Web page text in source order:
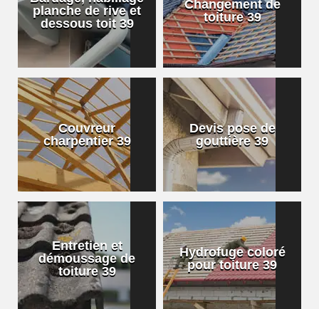
planche de rive et
dessous toit 39
Changement de
toiture 39
Couvreur
charpentier 39
Devis pose de
gouttière 39
Entretien et
démoussage de
toiture 39
Hydrofuge coloré
pour toiture 39